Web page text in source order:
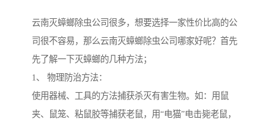
云南灭蟑螂除虫公司很多，想要选择一家性价比高的公
司很不容易，那么云南灭蟑螂除虫公司哪家好呢？首先
先了解一下灭蟑螂的几种方法；
1、 物理防治方法：
使用器械、工具的方法捕获杀灭有害生物。如：用鼠
夹、鼠笼、粘鼠胶等捕获老鼠，用“电猫”电击毙老鼠，